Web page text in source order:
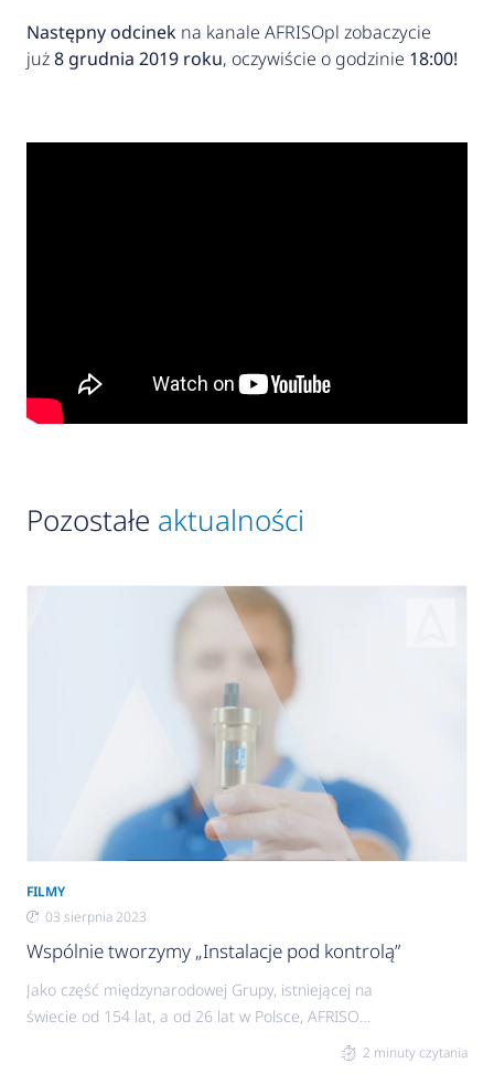
Następny odcinekna kanale AFRISOpl zobaczycie
już8 grudnia 2019 roku, oczywiście o godzinie 18:00!
Pozostałe aktualności
FILMY
03 sierpnia 2023
Wspólnie tworzymy „Instalacje pod kontrolą”
Jako część międzynarodowej Grupy, istniejącej na
świecie od 154 lat, a od 26 lat w Polsce, AFRISO
stawia na jakość pod każdym względem: długiej 2 minuty czytania